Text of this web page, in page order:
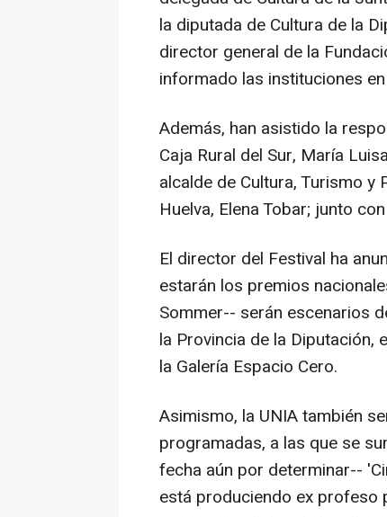
la diputada de Cultura de la
director general de la
informado las instituciones
Además, han asistido la
Caja Rural del Sur, María
alcalde de Cultura, Turismo
Huelva, Elena Tobar; junto
El director del Festival ha
estarán los premios
Sommer-- serán escenarios
la Provincia de la Diputación,
la Galería Espacio Cero.
Asimismo, la UNIA también
programadas, a las que se
fecha aún por determinar--
está produciendo ex profeso